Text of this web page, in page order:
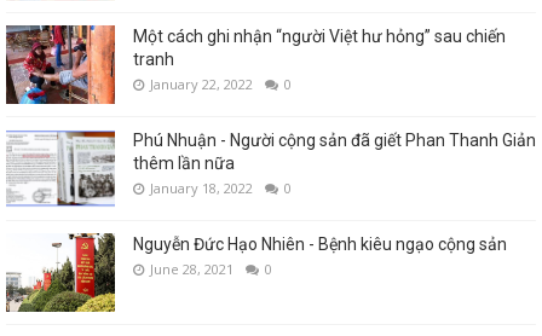
Một cách ghi nhận “người Việt hư hỏng” sau chiến
tranh
January 22, 2022 0
Phú Nhuận - Người cộng sản đã giết Phan Thanh Giản
thêm lần nữa
January 18, 2022 0
Nguyễn Đức Hạo Nhiên - Bệnh kiêu ngạo cộng sản
June 28, 2021 0